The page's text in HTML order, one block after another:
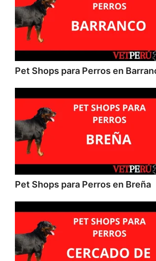
Pet Shops para Perros en
Pet Shops para Perros en Breña